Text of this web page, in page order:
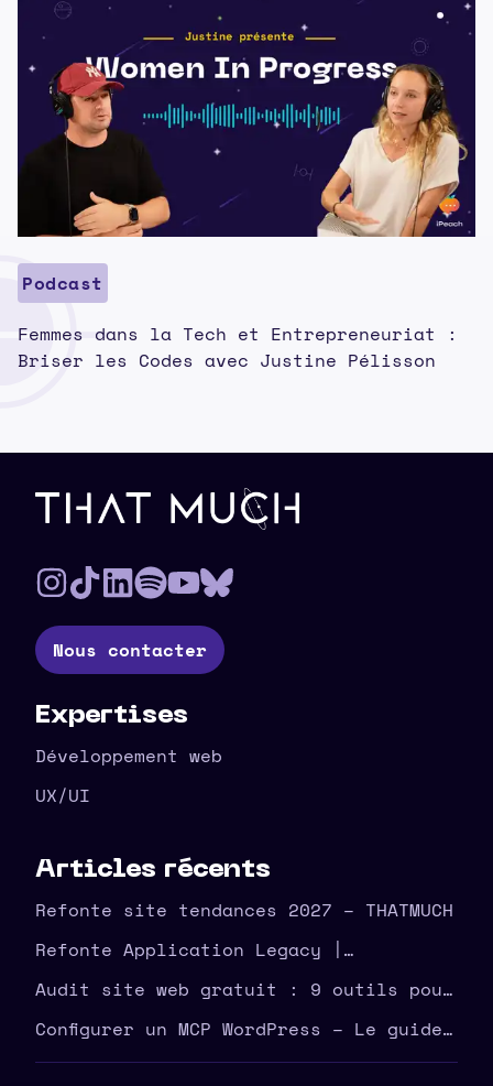
Podcast
Femmes dans la Tech et Entrepreneuriat :
Briser les Codes avec Justine Pélisson
Pied de page
Nous contacter
Expertises
Développement web
UX/UI
Articles récents
Refonte site tendances 2027 – THATMUCH
Refonte Application Legacy |
Modernisez Votre Outil | THATMUCH
Audit site web gratuit : 9 outils pour
corriger vite
Configurer un MCP WordPress – Le guide
complet THATMUCH